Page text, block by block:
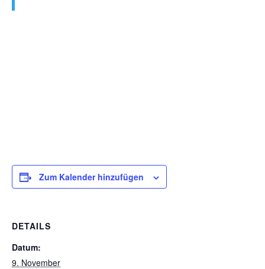
Zum Kalender hinzufügen
DETAILS
Datum:
9. November